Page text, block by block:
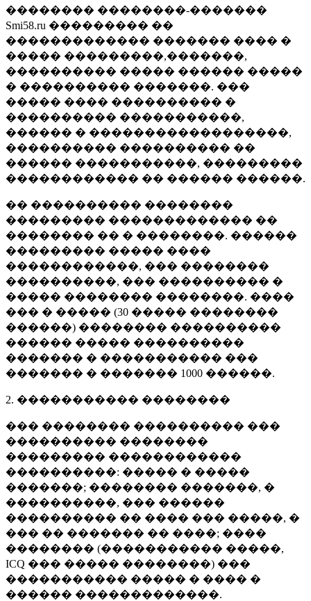
�������� ��������-�������
Smi58.ru ��������� ��
������������� ������� ���� �
����� ���������,�������,
���������� ����� ������ �����
� ���������� �������. ���
����� ���� ���������� �
���������� �����������,
������ � ������������������,
���������� ���������� ��
������ �����������, ���������
������������ �� ������ ������.
�� ���������� ��������
��������� ������������� ��
�������� �� � ��������. ������
��������� ����� ����
������������, ��� ��������
����������, ��� ���������� �
����� �������� ��������. ����
��� � ����� (30 ����� ��������
������) �������� ����������
������ ����� ����������
������� � ����������� ���
������� � ������� 1000 ������.
2. ����������� ��������
��� �������� ���������� ���
���������� ��������
��������� ������������
����������: ����� � �����
�������; �������� �������, �
����������, ��� ������
���������� �� ���� ��� �����, �
��� �� ������� �� ����; ����
�������� (����������� �����,
ICQ ��� ����� ��������) ���
����������� ����� � ���� �
������ �������������.